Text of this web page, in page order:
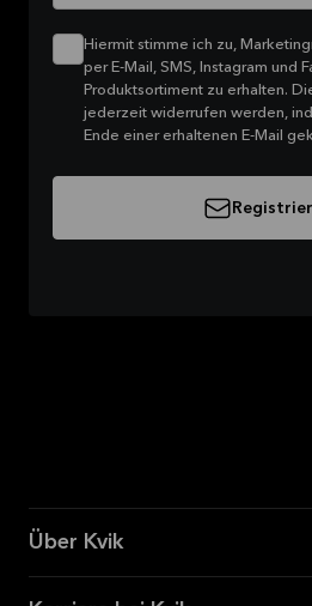
Hiermit stimme ich zu,
per E-Mail, SMS, Instagram und
Produktsortiment zu erhalten.
jederzeit widerrufen werden,
Ende einer erhaltenen E-Mail
Über Kvik